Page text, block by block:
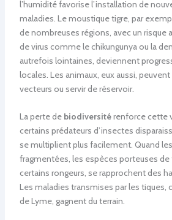
l’humidité favorise l’installation de
maladies. Le moustique tigre, par
de nombreuses régions, avec un risque
de virus comme le chikungunya ou la
autrefois lointaines, deviennent
locales. Les animaux, eux aussi,
vecteurs ou servir de réservoir.
La perte de biodiversitérenforce cette
certains prédateurs d’insectes
se multiplient plus facilement. Quand
fragmentées, les espèces porteuses
certains rongeurs, se rapprochent des
Les maladies transmises par les tiques,
de Lyme, gagnent du terrain.